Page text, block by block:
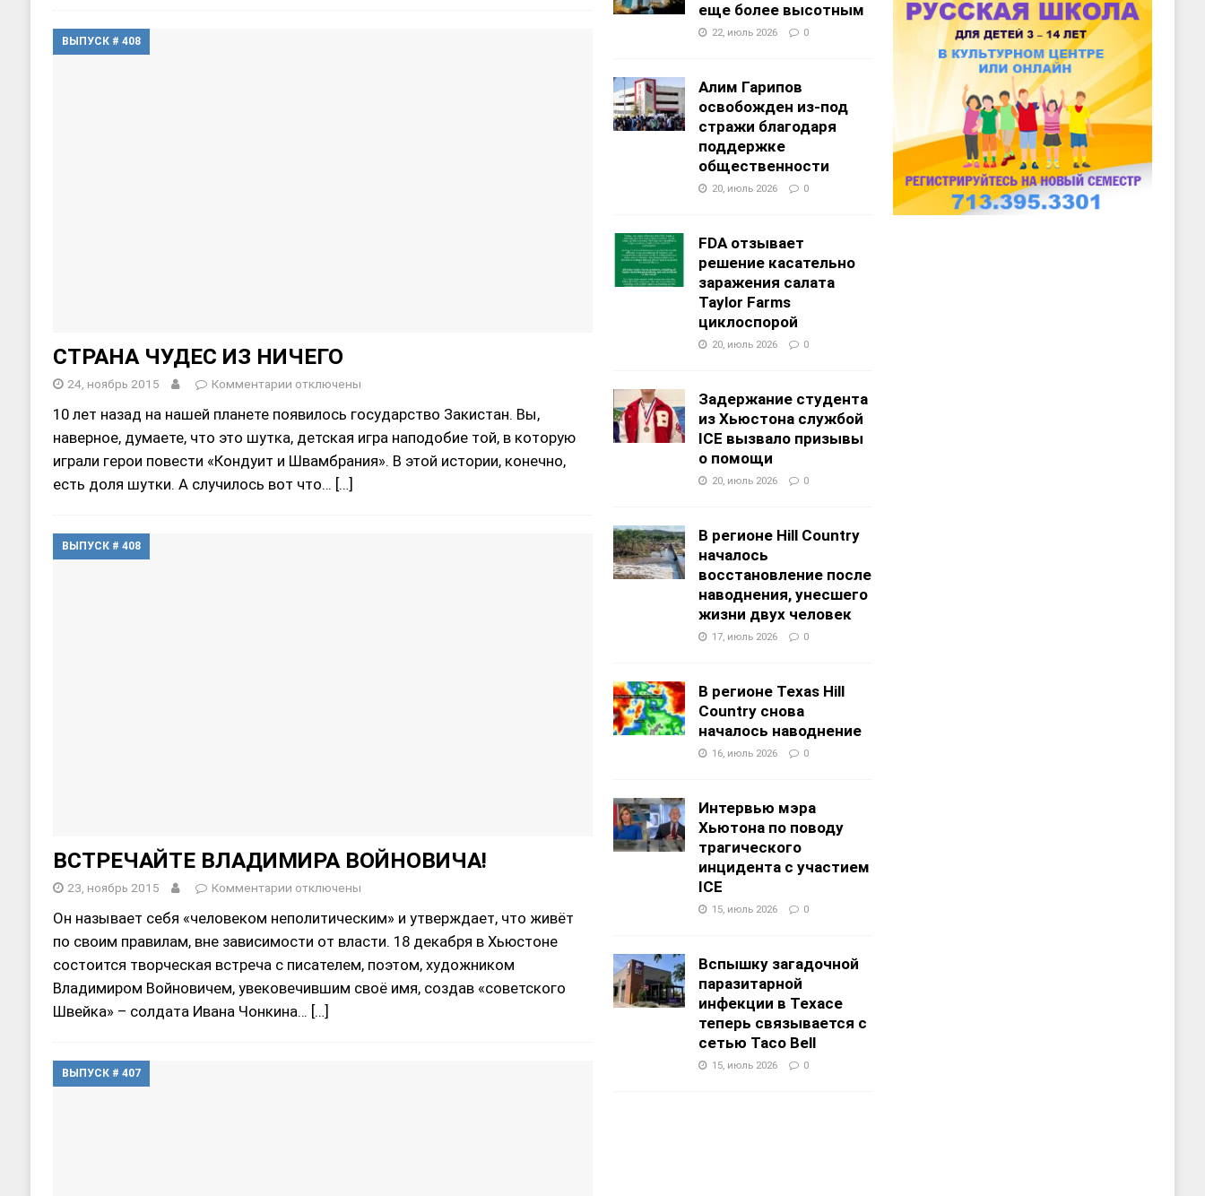
ВЫПУСК # 408
СТРАНА ЧУДЕС ИЗ НИЧЕГО
24, ноябрь 2015 Комментарии отключены
10 лет назад на нашей планете появилось государство Закистан. Вы,
наверное, думаете, что это шутка, детская игра наподобие той, в которую
играли герои повести «Кондуит и Швамбрания». В этой истории, конечно,
есть доля шутки. А случилось вот что… […]
ВЫПУСК # 408
ВСТРЕЧАЙТЕ ВЛАДИМИРА ВОЙНОВИЧА!
23, ноябрь 2015 Комментарии отключены
Он называет себя «человеком неполитическим» и утверждает, что живёт
по своим правилам, вне зависимости от власти. 18 декабря в Хьюстоне
состоится творческая встреча с писателем, поэтом, художником
Владимиром Войновичем, увековечившим своё имя, создав «советского
Швейка» – солдата Ивана Чонкина… […]
ВЫПУСК # 407
еще более высотным
22, июль 2026 0
Алим Гарипов
освобожден из-под
стражи благодаря
поддержке
общественности
20, июль 2026 0
FDA отзывает
решение касательно
заражения салата
Taylor Farms
циклоспорой
20, июль 2026 0
Задержание студента
из Хьюстона службой
ICE вызвало призывы
о помощи
20, июль 2026 0
В регионе Hill Country
началось
восстановление после
наводнения, унесшего
жизни двух человек
17, июль 2026 0
В регионе Texas Hill
Country снова
началось наводнение
16, июль 2026 0
Интервью мэра
Хьютона по поводу
трагического
инцидента с участием
ICE
15, июль 2026 0
Вспышку загадочной
паразитарной
инфекции в Техасе
теперь связывается с
сетью Taco Bell
15, июль 2026 0